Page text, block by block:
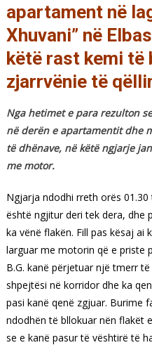
apartament në
Xhuvani” në
këtë rast kemi të
zjarrvënie të
Nga hetimet e para rezulton
në derën e apartamentit dhe
të dhënave, në këtë ngjarje
me motor.
Ngjarja ndodhi rreth orës
është ngjitur deri tek dera, dhe
ka vënë flakën. Fill pas kësaj ai
larguar me motorin që e priste
B.G. kanë përjetuar një tmerr
shpejtësi në korridor dhe ka
pasi kanë qenë zgjuar. Burime
ndodhën të bllokuar nën flakët
se e kanë pasur të vështirë të